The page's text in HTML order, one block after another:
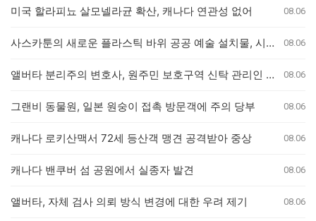
미국 할라피뇨 살모넬라균 확산, 캐나다 연관성 없어 08.06
사스카툰의 새로운 플라스틱 바위 공공 예술 설치물, 시민들의 반응 엇갈려 08.06
앨버타 분리주의 변호사, 원주민 보호구역 신탁 관리인 직위 박탈 명령에 불복 항소 08.06
그랜비 동물원, 일본 원숭이 접촉 방문객에 주의 당부 08.06
캐나다 로키산맥서 72세 등산객 맹견 공격받아 중상 08.06
캐나다 밴쿠버 섬 공원에서 실종자 발견 08.06
앨버타, 자체 검사 의뢰 방식 변경에 대한 우려 제기 08.06